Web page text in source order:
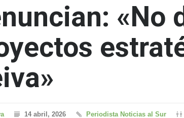
«No
14 abril, 2026 Periodista Noticias al Sur